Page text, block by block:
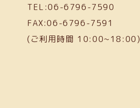
TEL:06-6796-7590
FAX:06-6796-7591
(ご利用時間 10:00~18:00)